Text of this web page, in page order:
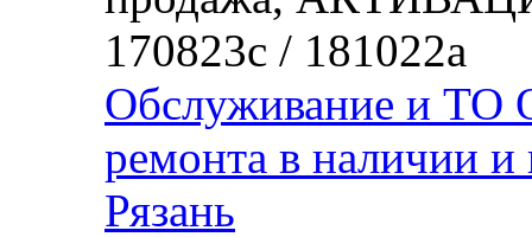
170823с / 181022а
Обслуживание и ТО
ремонта в наличии
Рязань